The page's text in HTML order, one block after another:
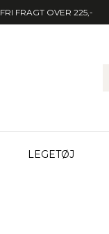
FRI FRAGT OVER 225,-
LEGETØJ